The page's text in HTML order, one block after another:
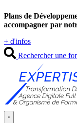
au
contenu
Plans de
accompagner par
+ d'infos
Rechercher une